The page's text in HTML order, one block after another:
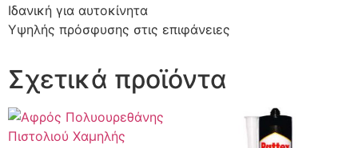
Ιδανική για αυτοκίνητα
Υψηλής πρόσφυσης στις επιφάνειες
Σχετικά προϊόντα